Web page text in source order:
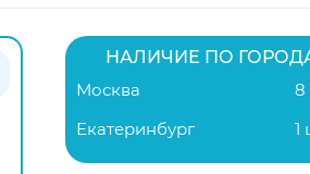
НАЛИЧИЕ ПО
Москва
8
Екатеринбург
1